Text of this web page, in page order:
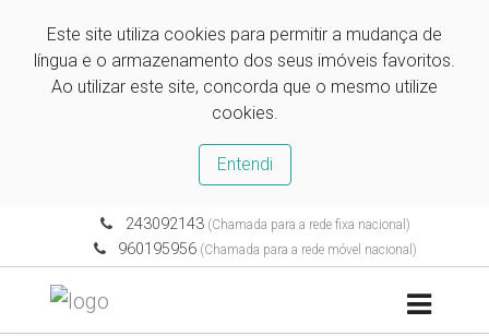
Este site utiliza cookies para permitir a mudança de
língua e o armazenamento dos seus imóveis favoritos.
Ao utilizar este site, concorda que o mesmo utilize
cookies.
Entendi
243092143(Chamada para a rede fixa nacional)
960195956 (Chamada para a rede móvel nacional)